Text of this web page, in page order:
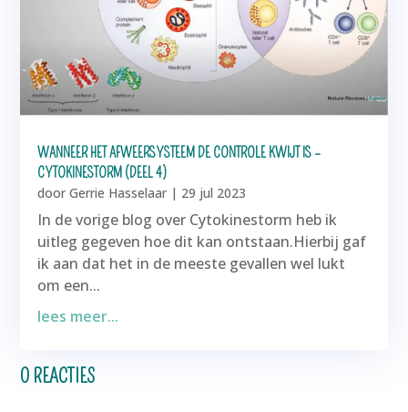
WANNEER HET AFWEERSYSTEEM DE CONTROLE KWIJT IS –
CYTOKINESTORM (DEEL 4)
doorGerrie Hasselaar | 29 jul 2023
In de vorige blog over Cytokinestorm heb ik
uitleg gegeven hoe dit kan ontstaan.Hierbij gaf
ik aan dat het in de meeste gevallen wel lukt
om een...
lees meer...
0 REACTIES